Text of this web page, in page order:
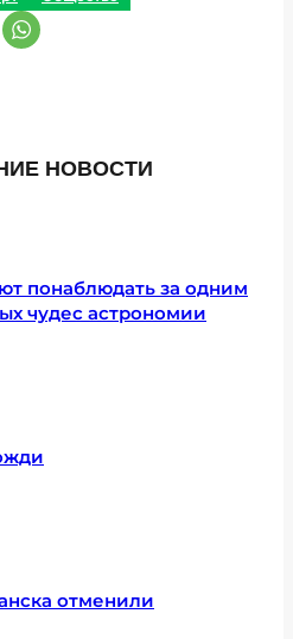
НОВОСТИ
понаблюдать за одним
чудес астрономии
отменили